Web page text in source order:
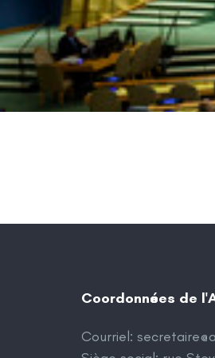
Coordonnées de
Courriel: